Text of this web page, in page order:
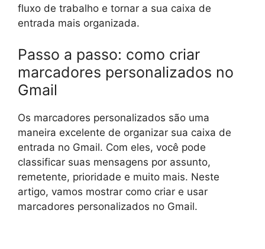
fluxo de trabalho e tornar a sua caixa de
entrada mais organizada.
Passo a passo: como criar
marcadores personalizados no
Gmail
Os marcadores personalizados são uma
maneira excelente de organizar sua caixa de
entrada no Gmail. Com eles, você pode
classificar suas mensagens por assunto,
remetente, prioridade e muito mais. Neste
artigo, vamos mostrar como criar e usar
marcadores personalizados no Gmail.